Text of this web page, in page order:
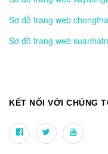
Sơ đồ trang web
Sơ đồ trang web
KẾT NỐI VỚI CHÚNG